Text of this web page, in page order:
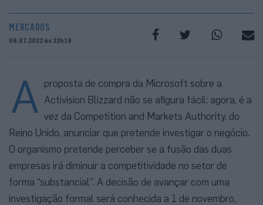
MERCADOS
06.07.2022 às 22h19
A proposta de compra da Microsoft sobre a
Activision Blizzard não se afigura fácil: agora, é a
vez da Competition and Markets Authority, do
Reino Unido, anunciar que pretende investigar o negócio.
O organismo pretende perceber se a fusão das duas
empresas irá diminuir a competitividade no setor de
forma “substancial”. A decisão de avançar com uma
investigação formal será conhecida a 1 de novembro,